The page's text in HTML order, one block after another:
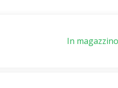
e scoprite la loro
In magazzino